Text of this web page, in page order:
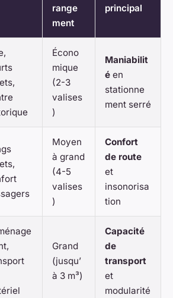
range
ment
principal
Écono
mique
(2-3
valises
)
Maniabilit
é en
stationne
ment serré
Moyen
à grand
(4-5
valises
)
Confort
de route
et
insonorisa
tion
Grand
(jusqu’
à 3 m³)
Capacité
de
transport
et
modularité